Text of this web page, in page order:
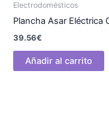
Electrodomésticos
Plancha Asar Eléctrica
39.56€
Añadir al carrito